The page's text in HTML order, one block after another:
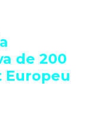
de 200
Europeu